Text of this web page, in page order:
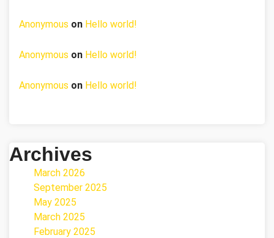
Anonymous on Hello world!
Anonymous on Hello world!
Anonymous on Hello world!
Archives
March 2026
September 2025
May 2025
March 2025
February 2025